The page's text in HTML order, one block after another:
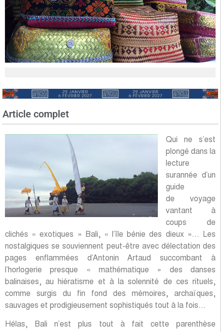
Article complet
Qui ne s’est
plongé dans la
lecture
surannée d’un
guide
de voyage
vantant à
coups de
clichés « exotiques » Bali, « l’île bénie des dieux »… Les
nostalgiques se souviennent peut-être avec délectation des
pages enflammées d’Antonin Artaud succombant à
l’horlogerie presque « mathématique » des danses
balinaises, au hiératisme et à la solennité de ces rituels,
comme surgis du fin fond des mémoires, archaïques,
sauvages et prodigieusement sophistiqués tout à la fois…
Hélas, Bali n’est plus tout à fait cette parenthèse